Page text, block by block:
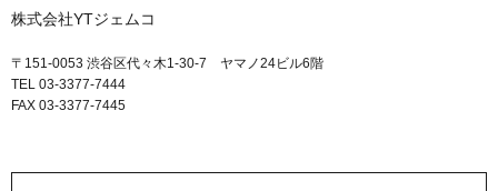
株式会社YTジェムコ
〒151-0053 渋谷区代々木1-30-7 ヤマノ24ビル6階
TEL 03-3377-7444
FAX 03-3377-7445